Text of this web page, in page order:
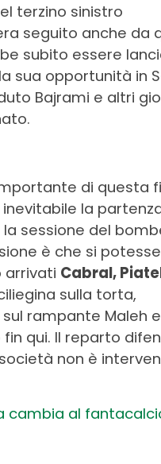
terzino sinistro
seguito anche da
subito essere
sua opportunità in
Bajrami e altri
di questa
la
sessione del
è che si
arrivati Cabral,
sulla torta,
rampante Maleh
qui. Il reparto
non è
cambia al